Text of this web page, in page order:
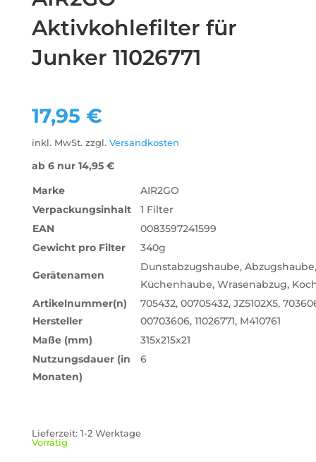
Aktivkohlefilter für
Junker 11026771
17,95 €
inkl. MwSt. zzgl. Versandkosten
ab 6 nur 14,95 €
Marke
‎AIR2GO
Verpackungsinhalt
1 Filter
EAN
0083597241599
Gewicht pro Filter
340g
Gerätenamen
‎Dunstabzugshaube, Abzugshaube,
Küchenhaube, Wrasenabzug,
Artikelnummer(n)
Hersteller
705432, 00705432, JZ5102X5,
00703606, 11026771, M410761
Maße (mm)
315x215x21
Nutzungsdauer (in
Monaten)
6
Lieferzeit: 1-2 Werktage
Vorrätig